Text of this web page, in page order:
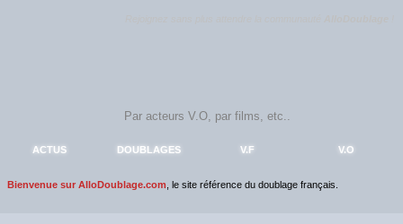
ACTUS DOUBLAGES V.F V.O
Bienvenue sur AlloDoublage.com , le site référence du doublage français.